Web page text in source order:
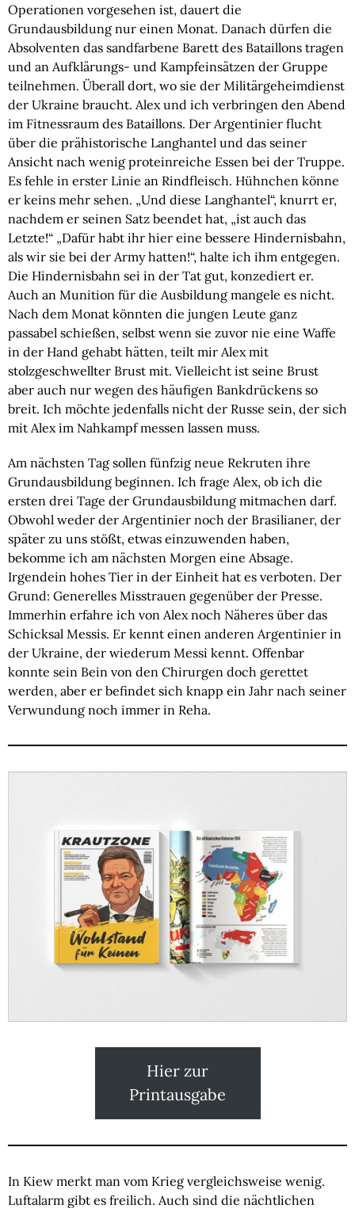
Operationen vorgesehen ist, dauert die
Grundausbildung nur einen Monat. Danach dürfen die
Absolventen das sandfarbene Barett des Bataillons tragen
und an Aufklärungs- und Kampfeinsätzen der Gruppe
teilnehmen. Überall dort, wo sie der Militärgeheimdienst
der Ukraine braucht. Alex und ich verbringen den Abend
im Fitnessraum des Bataillons. Der Argentinier flucht
über die prähistorische Langhantel und das seiner
Ansicht nach wenig proteinreiche Essen bei der Truppe.
Es fehle in erster Linie an Rindfleisch. Hühnchen könne
er keins mehr sehen. „Und diese Langhantel“, knurrt er,
nachdem er seinen Satz beendet hat, „ist auch das
Letzte!“ „Dafür habt ihr hier eine bessere Hindernisbahn,
als wir sie bei der Army hatten!“, halte ich ihm entgegen.
Die Hindernisbahn sei in der Tat gut, konzediert er.
Auch an Munition für die Ausbildung mangele es nicht.
Nach dem Monat könnten die jungen Leute ganz
passabel schießen, selbst wenn sie zuvor nie eine Waffe
in der Hand gehabt hätten, teilt mir Alex mit
stolzgeschwellter Brust mit. Vielleicht ist seine Brust
aber auch nur wegen des häufigen Bankdrückens so
breit. Ich möchte jedenfalls nicht der Russe sein, der sich
mit Alex im Nahkampf messen lassen muss.
Am nächsten Tag sollen fünfzig neue Rekruten ihre
Grundausbildung beginnen. Ich frage Alex, ob ich die
ersten drei Tage der Grundausbildung mitmachen darf.
Obwohl weder der Argentinier noch der Brasilianer, der
später zu uns stößt, etwas einzuwenden haben,
bekomme ich am nächsten Morgen eine Absage.
Irgendein hohes Tier in der Einheit hat es verboten. Der
Grund: Generelles Misstrauen gegenüber der Presse.
Immerhin erfahre ich von Alex noch Näheres über das
Schicksal Messis. Er kennt einen anderen Argentinier in
der Ukraine, der wiederum Messi kennt. Offenbar
konnte sein Bein von den Chirurgen doch gerettet
werden, aber er befindet sich knapp ein Jahr nach seiner
Verwundung noch immer in Reha.
Hier zur
Printausgabe
In Kiew merkt man vom Krieg vergleichsweise wenig.
Luftalarm gibt es freilich. Auch sind die nächtlichen